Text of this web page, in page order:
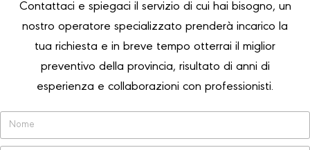
Contattaci e spiegaci il servizio di cui hai bisogno, un
nostro operatore specializzato prenderà incarico la
tua richiesta e in breve tempo otterrai il miglior
preventivo della provincia, risultato di anni di
esperienza e collaborazioni con professionisti.